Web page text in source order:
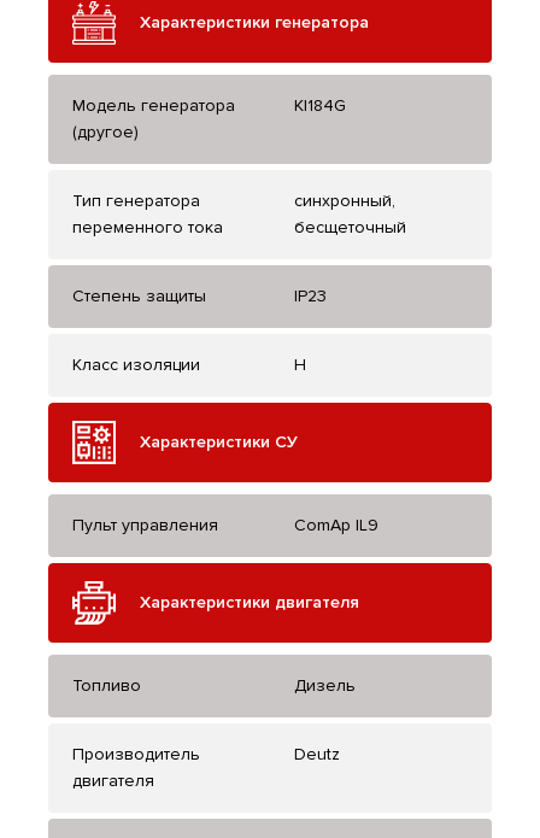
Характеристики генератора
Модель генератора
(другое)
KI184G
Тип генератора
переменного тока
синхронный,
бесщеточный
Степень защиты IP23
Класс изоляции H
Характеристики СУ
Пульт управления ComAp IL9
Характеристики двигателя
Топливо Дизель
Производитель
двигателя
Deutz